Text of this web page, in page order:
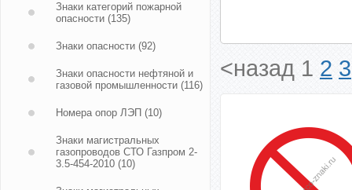
<назад 1 2 3
Знаки категорий пожарной
опасности (135)
Знаки опасности (92)
Знаки опасности нефтяной и
газовой промышленности (116)
Номера опор ЛЭП (10)
Знаки магистральных
газопроводов СТО Газпром 2-
3.5-454-2010 (10)